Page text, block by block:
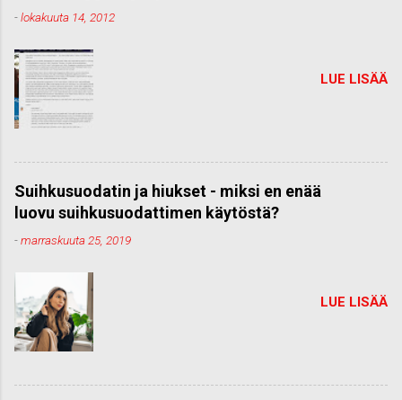
-lokakuuta 14, 2012
LUE LISÄÄ
Suihkusuodatin ja hiukset - miksi en enää
luovu suihkusuodattimen käytöstä?
-marraskuuta 25, 2019
LUE LISÄÄ